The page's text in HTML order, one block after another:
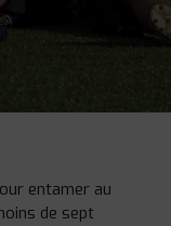
entamer au
de sept